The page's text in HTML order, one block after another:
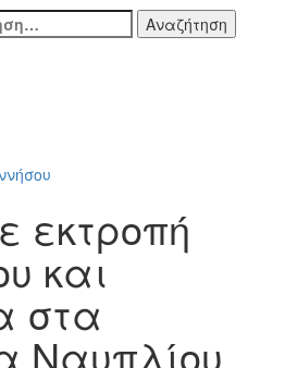
εκτροπή
και
στα
Ναυπλίου